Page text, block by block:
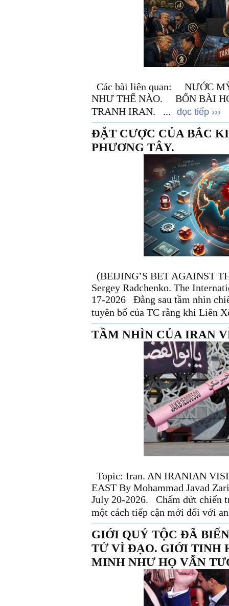
Các bài liên quan: NƯỚC
NHƯ THẾ NÀO. BỐN BÀI
TRANH IRAN. ...
đọc tiếp ›››
ĐẶT CƯỢC CỦA BẮC
PHƯƠNG TÂY.
(BEIJING’S BET AGAINST
Sergey Radchenko. The
17-2026 Đằng sau tầm nhìn
tuyên bố của TC rằng khi Liên
TẦM NHÌN CỦA IRAN
Topic: Iran. AN IRANIAN
EAST By Mohammad Javad
July 20-2026. Chấm dứt chiến
một cách tiếp cận mới đối với
GIỚI QUÝ TỘC ĐÃ
TỬ VÌ ĐẠO. GIỚI TINH
MINH NHƯ HỌ VẪN